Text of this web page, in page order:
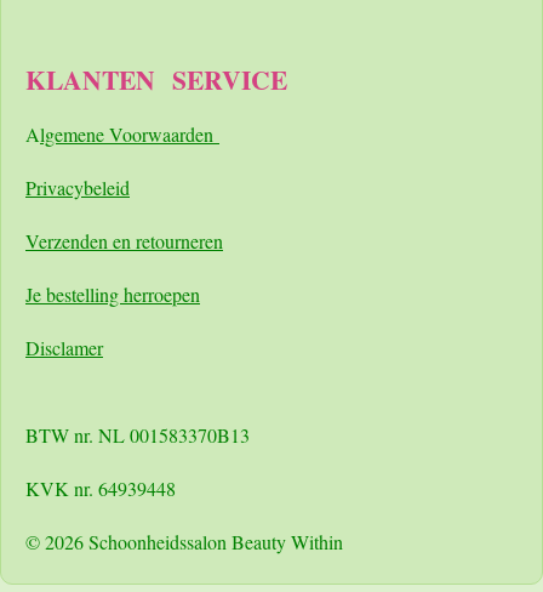
KLANTEN SERVICE
Algemene Voorwaarden
Privacybeleid
Verzenden en retourneren
Je bestelling herroepen
Disclamer
BTW nr. NL 001583370B13
KVK nr. 64939448
© 2026 Schoonheidssalon Beauty Within